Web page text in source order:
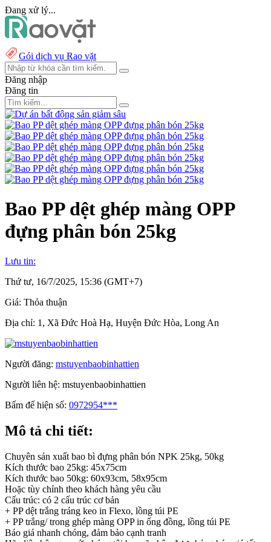
Đang xử lý...
Gói dịch vụ Rao vặt
Đăng nhập
Đăng tin
Bao PP dệt ghép màng OPP
đựng phân bón 25kg
Lưu tin:
Thứ tư, 16/7/2025, 15:36 (GMT+7)
Giá: Thỏa thuận
Địa chỉ: 1, Xã Đức Hoà Hạ, Huyện Đức Hòa, Long An
Người đăng: mstuyenbaobinhattien
Người liên hệ: mstuyenbaobinhattien
Bấm để hiện số: 0972954***
Mô tả chi tiết:
Chuyên sản xuất bao bì đựng phân bón NPK 25kg, 50kg
Kích thước bao 25kg: 45x75cm
Kích thước bao 50kg: 60x93cm, 58x95cm
Hoặc tùy chỉnh theo khách hàng yêu cầu
Cấu trúc: có 2 cấu trúc cơ bản
+ PP dệt trắng tráng keo in Flexo, lồng túi PE
+ PP trắng/ trong ghép màng OPP in ống đồng, lồng túi PE
Báo giá nhanh chóng, đảm bảo cạnh tranh